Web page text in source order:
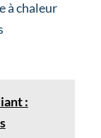
à chaleur
: